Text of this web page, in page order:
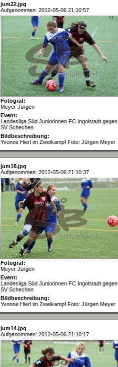
jum22.jpg
Aufgenommen: 2012-05-06 21:10:57
Fotograf:
Meyer Jürgen
Event:
Landesliga Süd Juniorinnen FC Ingolstadt gegen
SV Schechen
Bildbeschreibung:
Yvonne Hierl im Zweikampf Foto: Jürgen Meyer
jum18.jpg
Aufgenommen: 2012-05-06 21:10:37
Fotograf:
Meyer Jürgen
Event:
Landesliga Süd Juniorinnen FC Ingolstadt gegen
SV Schechen
Bildbeschreibung:
Yvonne Hierl im Zweikampf Foto: Jürgen Meyer
jum14.jpg
Aufgenommen: 2012-05-06 21:10:17